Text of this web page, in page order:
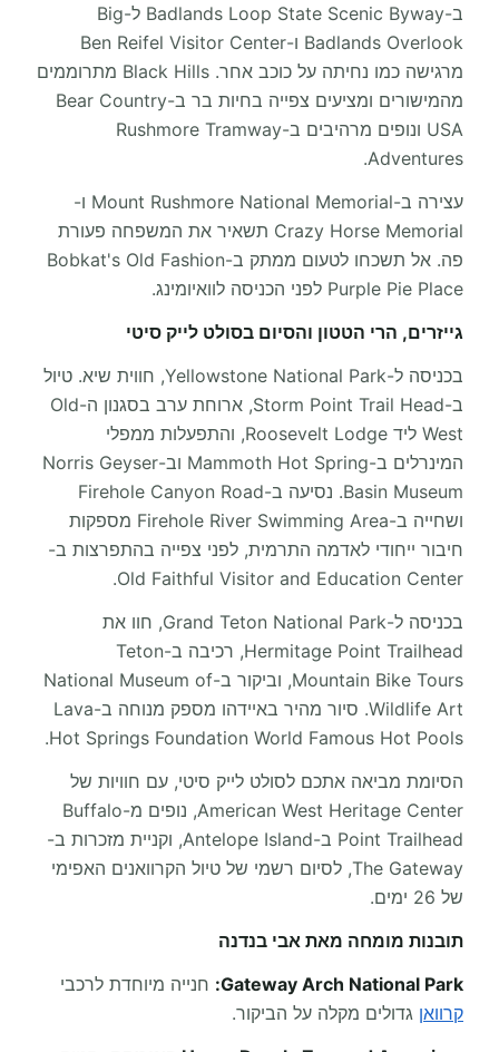
ב-Badlands Loop State Scenic Byway ל-Big
Badlands Overlook ו-Ben Reifel Visitor Center
מרגישה כמו נחיתה על כוכב אחר. Black Hills מתרוממים
מהמישורים ומציעים צפייה בחיות בר ב-Bear Country
USA ונופים מרהיבים ב-Rushmore Tramway
Adventures.
עצירה ב-Mount Rushmore National Memorial ו-
Crazy Horse Memorial תשאיר את המשפחה פעורת
פה. אל תשכחו לטעום ממתק ב-Bobkat's Old Fashion
Purple Pie Place לפני הכניסה לוואיומינג.
גייזרים, הרי הטטון והסיום בסולט לייק סיטי
בכניסה ל-Yellowstone National Park, חווית שיא. טיול
ב-Storm Point Trail Head, ארוחת ערב בסגנון ה-Old
West ליד Roosevelt Lodge, והתפעלות ממפלי
המינרלים ב-Mammoth Hot Spring וב-Norris Geyser
Basin Museum. נסיעה ב-Firehole Canyon Road
ושחייה ב-Firehole River Swimming Area מספקות
חיבור ייחודי לאדמה התרמית, לפני צפייה בהתפרצות ב-
Old Faithful Visitor and Education Center.
בכניסה ל-Grand Teton National Park, חוו את
Hermitage Point Trailhead, רכיבה ב-Teton
Mountain Bike Tours, וביקור ב-National Museum of
Wildlife Art. סיור מהיר באיידהו מספק מנוחה ב-Lava
Hot Springs Foundation World Famous Hot Pools.
הסיומת מביאה אתכם לסולט לייק סיטי, עם חוויות של
American West Heritage Center, נופים מ-Buffalo
Point Trailhead ב-Antelope Island, וקניית מזכרות ב-
The Gateway, לסיום רשמי של טיול הקרוואנים האפימי
של 26 ימים.
תובנות מומחה מאת אבי בנדנה
Gateway Arch National Park: חנייה מיוחדת לרכבי
קרוואן גדולים מקלה על הביקור.